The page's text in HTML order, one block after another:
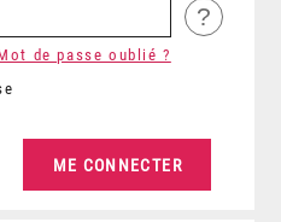
?
de passe oublié ?